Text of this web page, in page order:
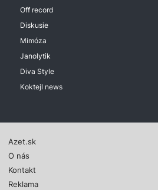
Off record
Diskusie
Mimóza
Janolytik
Diva Style
Koktejl news
Azet.sk
O nás
Kontakt
Reklama